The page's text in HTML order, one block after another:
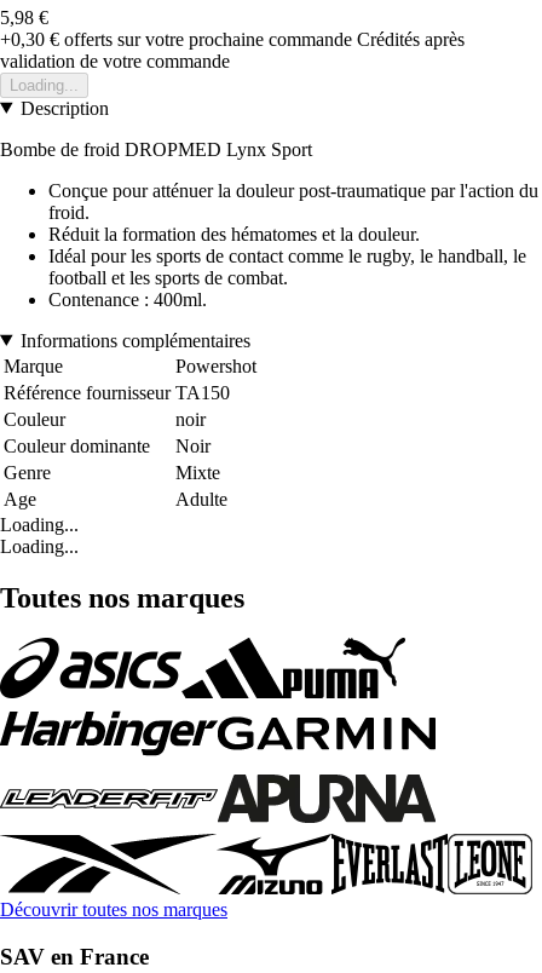
5,98 €
+0,30 € offerts sur votre prochaine commande Crédités après
validation de votre commande
Loading...
Description
Bombe de froid DROPMED Lynx Sport
Conçue pour atténuer la douleur post-traumatique par l'action du
froid.
Réduit la formation des hématomes et la douleur.
Idéal pour les sports de contact comme le rugby, le handball, le
football et les sports de combat.
Contenance : 400ml.
Informations complémentaires
Marque
Powershot
Référence fournisseur TA150
Couleur
noir
Couleur dominante
Noir
Genre
Mixte
Age
Adulte
Loading...
Loading...
Toutes nos marques
Découvrir toutes nos marques
SAV en France